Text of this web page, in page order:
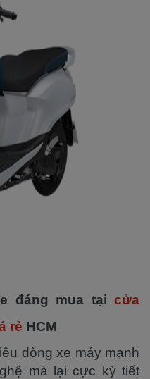
đáng mua tại cửa
rẻ HCM
dòng xe máy mạnh
mà lại cực kỳ tiết